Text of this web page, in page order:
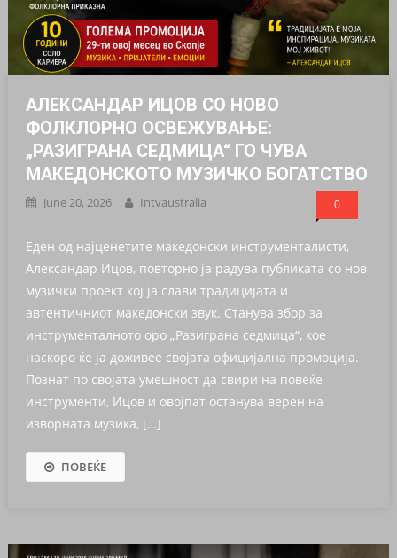
АЛЕКСАНДАР ИЦОВ СО НОВО
ФОЛКЛОРНО ОСВЕЖУВАЊЕ:
„РАЗИГРАНА СЕДМИЦА“ ГО ЧУВА
МАКЕДОНСКОТО МУЗИЧКО БОГАТСТВО
June 20, 2026 Intvaustralia 0
Еден од најценетите македонски инструменталисти,
Александар Ицов, повторно ја радува публиката со нов
музички проект кој ја слави традицијата и
автентичниот македонски звук. Станува збор за
инструменталното оро „Разиграна седмица“, кое
наскоро ќе ја доживее својата официјална промоција.
Познат по својата умешност да свири на повеќе
инструменти, Ицов и овојпат останува верен на
изворната музика, […]
ПОВЕЌЕ